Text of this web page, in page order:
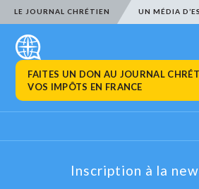
LE JOURNAL CHRÉTIEN UN MÉDIA
FAITES UN DON AU JOURNAL
VOS IMPÔTS EN FRANCE
Inscription à la